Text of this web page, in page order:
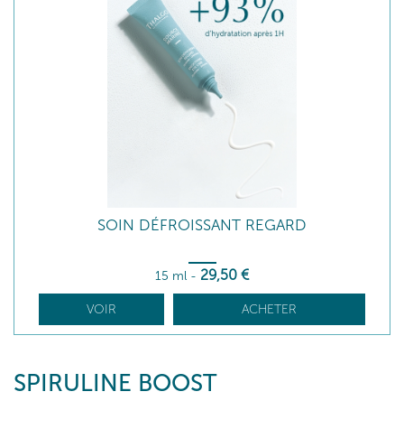
SOIN DÉFROISSANT REGARD
15 ml - 29,50 €
VOIR ACHETER
SPIRULINE BOOST